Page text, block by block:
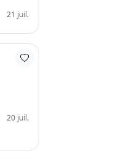
21 juil.
20 juil.